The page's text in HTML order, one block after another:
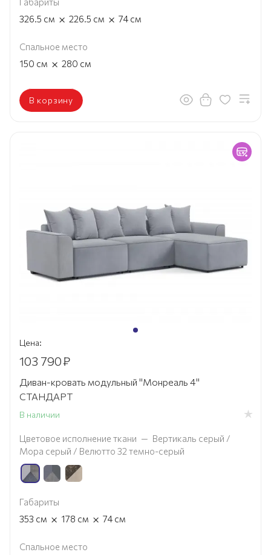
326.5 см × 226.5 см × 74 см
Спальное место
150 см × 280 см
В корзину
Цена:
103 790₽
Диван-кровать модульный "Монреаль 4"
СТАНДАРТ
В наличии
Цветовое исполнение ткани — Вертикаль серый /
Мора серый / Велютто 32 темно-серый
Габариты
353 см × 178 см × 74 см
Спальное место